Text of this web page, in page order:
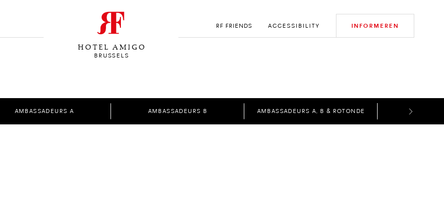
HOTEL AMIGO
BRUSSELS
RF FRIENDS ACCESSIBILITY INFORMEREN
AMBASSADEURS A AMBASSADEURS B AMBASSADEURS A, B & ROTONDE